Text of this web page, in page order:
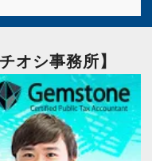
オシ事務所】